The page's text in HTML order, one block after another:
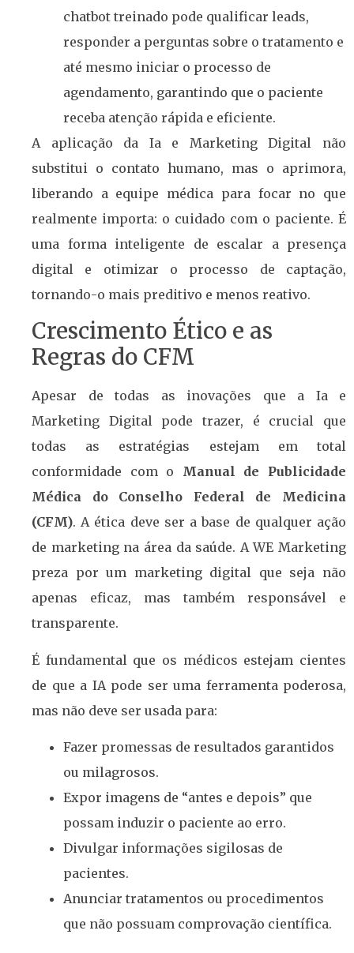
chatbot treinado pode qualificar leads,
responder a perguntas sobre o tratamento e
até mesmo iniciar o processo de
agendamento, garantindo que o paciente
receba atenção rápida e eficiente.
A aplicação da Ia e Marketing Digital não
substitui o contato humano, mas o aprimora,
liberando a equipe médica para focar no que
realmente importa: o cuidado com o paciente. É
uma forma inteligente de escalar a presença
digital e otimizar o processo de captação,
tornando-o mais preditivo e menos reativo.
Crescimento Ético e as
Regras do CFM
Apesar de todas as inovações que a Ia e
Marketing Digital pode trazer, é crucial que
todas as estratégias estejam em total
conformidade com o Manual de Publicidade
Médica do Conselho Federal de Medicina
(CFM). A ética deve ser a base de qualquer ação
de marketing na área da saúde. A WE Marketing
preza por um marketing digital que seja não
apenas eficaz, mas também responsável e
transparente.
É fundamental que os médicos estejam cientes
de que a IA pode ser uma ferramenta poderosa,
mas não deve ser usada para:
Fazer promessas de resultados garantidos
ou milagrosos.
Expor imagens de “antes e depois” que
possam induzir o paciente ao erro.
Divulgar informações sigilosas de
pacientes.
Anunciar tratamentos ou procedimentos
que não possuam comprovação científica.